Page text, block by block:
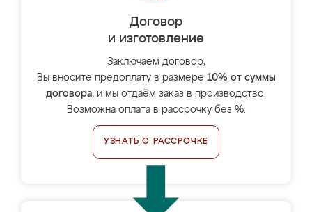
Договор
и изготовление
Заключаем договор,
Вы вносите предоплату в размере 10% от суммы
договора, и мы отдаём заказ в производство.
Возможна оплата в рассрочку без %.
УЗНАТЬ О РАССРОЧКЕ